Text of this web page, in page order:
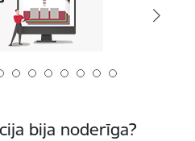
bija noderīga?